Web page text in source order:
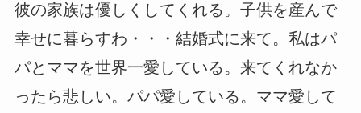
彼の家族は優しくしてくれる。子供を産んで
幸せに暮らすわ・・・結婚式に来て。私はパ
パとママを世界一愛している。来てくれなか
ったら悲しい。パパ愛している。ママ愛して